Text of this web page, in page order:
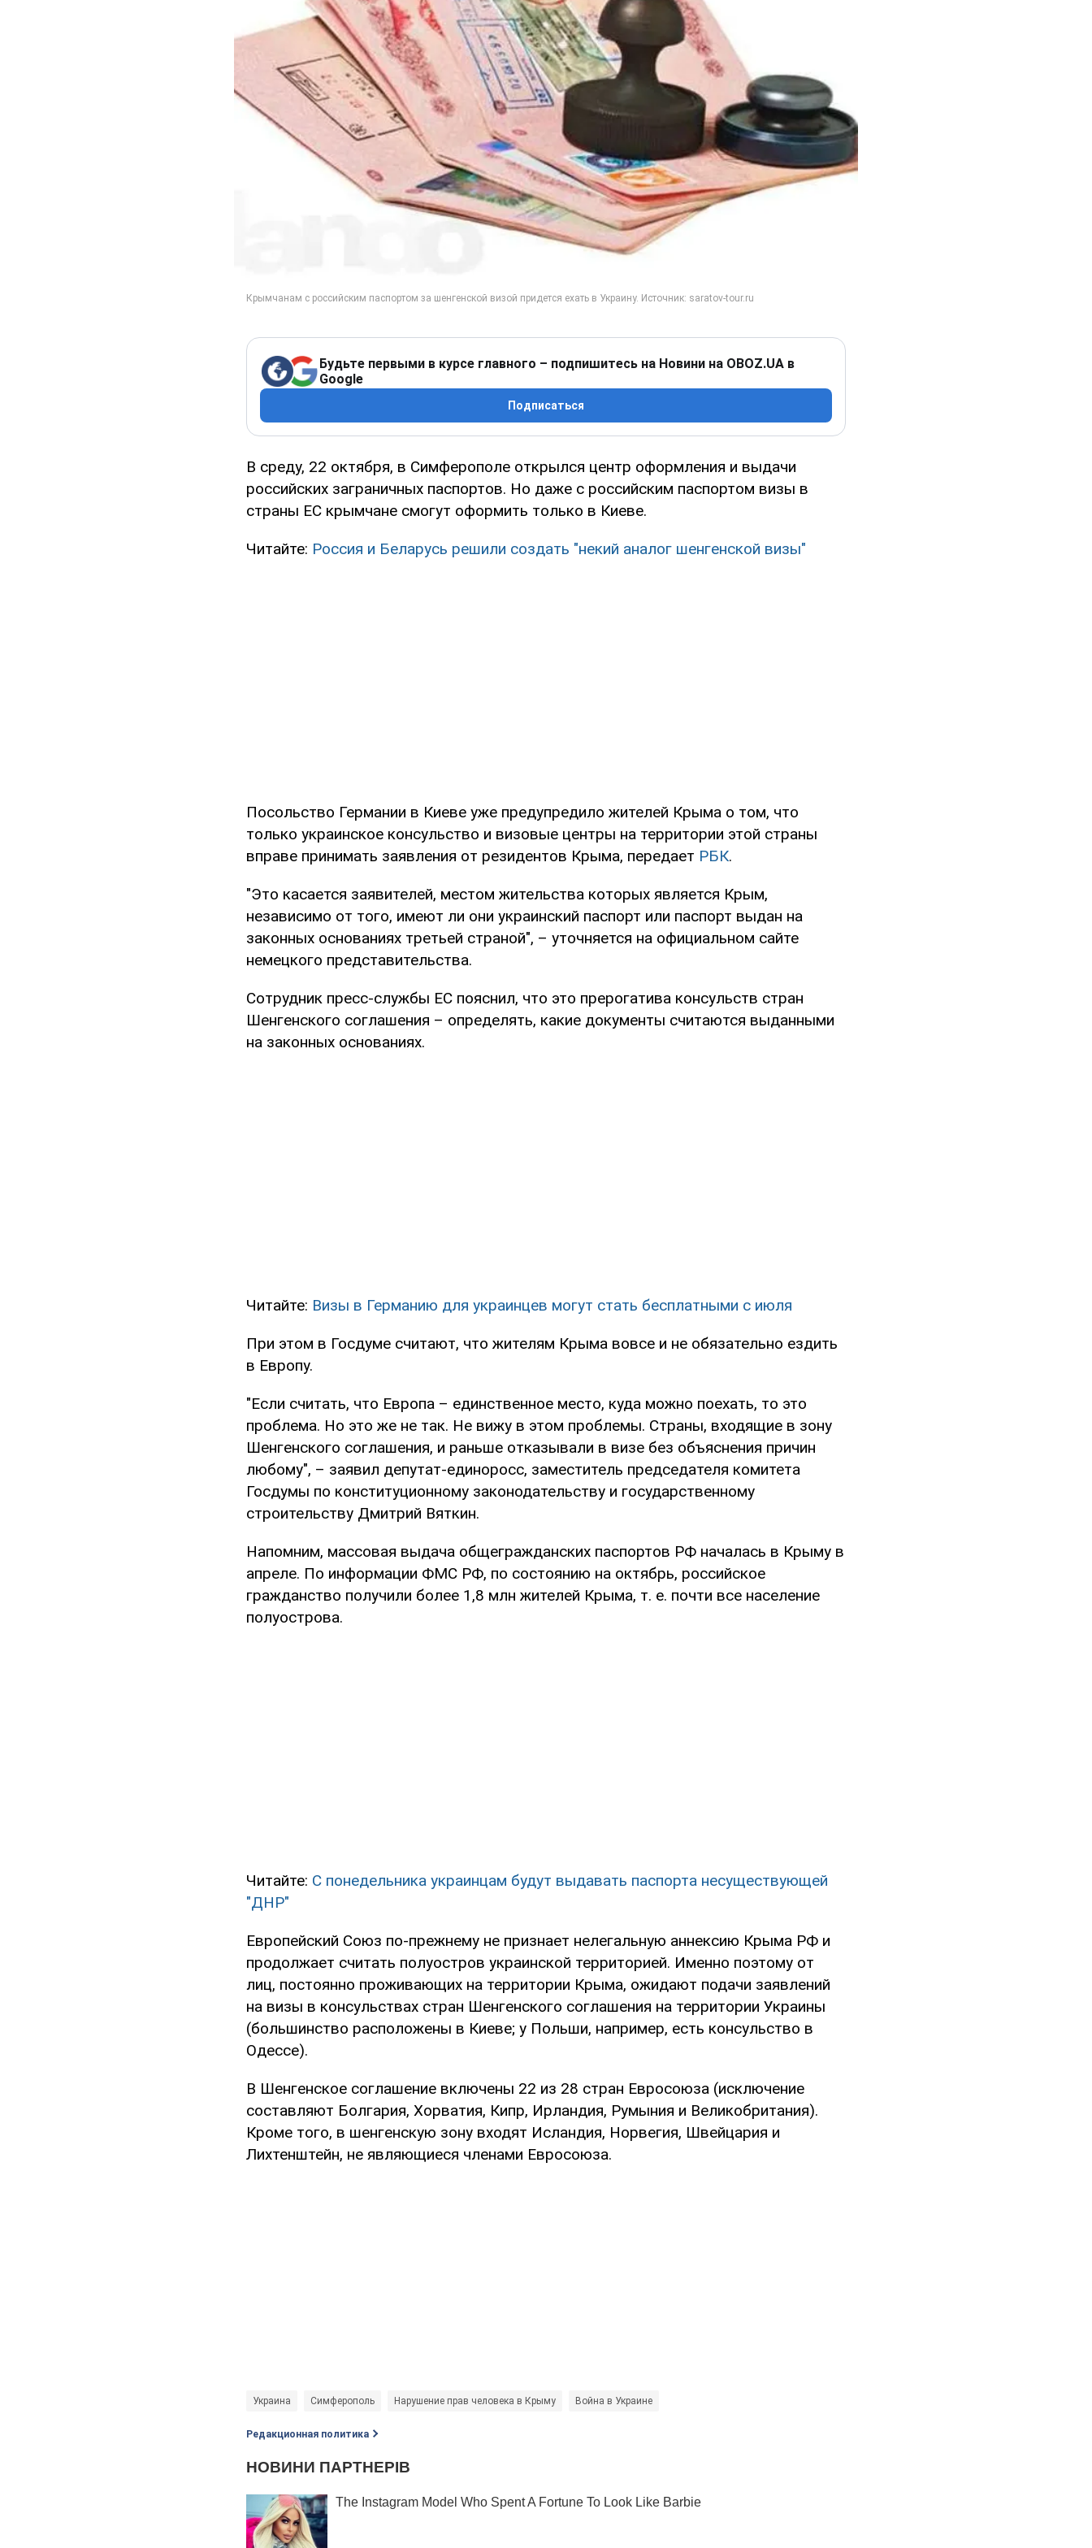
Будьте первыми в курсе главного – подпишитесь на Новини на OBOZ.UA в
Google
Подписаться
В среду, 22 октября, в Симферополе открылся центр оформления и выдачи
российских заграничных паспортов. Но даже с российским паспортом визы в
страны ЕС крымчане смогут оформить только в Киеве.
Читайте: Россия и Беларусь решили создать "некий аналог шенгенской визы"
Посольство Германии в Киеве уже предупредило жителей Крыма о том, что
только украинское консульство и визовые центры на территории этой страны
вправе принимать заявления от резидентов Крыма, передает РБК.
"Это касается заявителей, местом жительства которых является Крым,
независимо от того, имеют ли они украинский паспорт или паспорт выдан на
законных основаниях третьей страной", – уточняется на официальном сайте
немецкого представительства.
Сотрудник пресс-службы ЕС пояснил, что это прерогатива консульств стран
Шенгенского соглашения – определять, какие документы считаются выданными
на законных основаниях.
Читайте: Визы в Германию для украинцев могут стать бесплатными с июля
При этом в Госдуме считают, что жителям Крыма вовсе и не обязательно ездить
в Европу.
"Если считать, что Европа – единственное место, куда можно поехать, то это
проблема. Но это же не так. Не вижу в этом проблемы. Страны, входящие в зону
Шенгенского соглашения, и раньше отказывали в визе без объяснения причин
любому", – заявил депутат-единоросс, заместитель председателя комитета
Госдумы по конституционному законодательству и государственному
строительству Дмитрий Вяткин.
Напомним, массовая выдача общегражданских паспортов РФ началась в Крыму в
апреле. По информации ФМС РФ, по состоянию на октябрь, российское
гражданство получили более 1,8 млн жителей Крыма, т. е. почти все население
полуострова.
Читайте: С понедельника украинцам будут выдавать паспорта несуществующей
"ДНР"
Европейский Союз по-прежнему не признает нелегальную аннексию Крыма РФ и
продолжает считать полуостров украинской территорией. Именно поэтому от
лиц, постоянно проживающих на территории Крыма, ожидают подачи заявлений
на визы в консульствах стран Шенгенского соглашения на территории Украины
(большинство расположены в Киеве; у Польши, например, есть консульство в
Одессе).
В Шенгенское соглашение включены 22 из 28 стран Евросоюза (исключение
составляют Болгария, Хорватия, Кипр, Ирландия, Румыния и Великобритания).
Кроме того, в шенгенскую зону входят Исландия, Норвегия, Швейцария и
Лихтенштейн, не являющиеся членами Евросоюза.
Украина Симферополь Нарушение прав человека в Крыму Война в Украине
Редакционная политика